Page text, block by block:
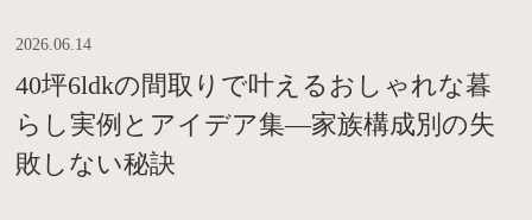
2026.06.14
40坪6ldkの間取りで叶えるおしゃれな暮
らし実例とアイデア集―家族構成別の失
敗しない秘訣